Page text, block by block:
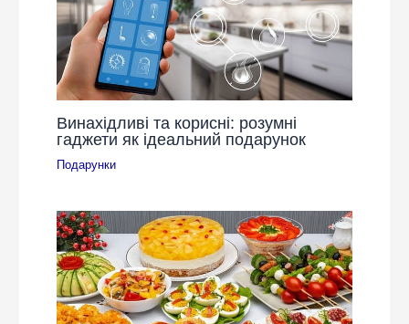
Винахідливі та корисні: розумні
гаджети як ідеальний подарунок
Подарунки